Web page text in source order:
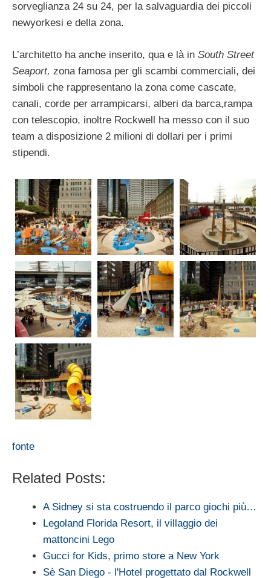
sorveglianza 24 su 24, per la salvaguardia dei piccoli
newyorkesi e della zona.
L’architetto ha anche inserito, qua e là in South Street
Seaport, zona famosa per gli scambi commerciali, dei
simboli che rappresentano la zona come cascate,
canali, corde per arrampicarsi, alberi da barca,rampa
con telescopio, inoltre Rockwell ha messo con il suo
team a disposizione 2 milioni di dollari per i primi
stipendi.
fonte
Related Posts:
A Sidney si sta costruendo il parco giochi più…
Legoland Florida Resort, il villaggio dei
mattoncini Lego
Gucci for Kids, primo store a New York
Sè San Diego - l'Hotel progettato dal Rockwell